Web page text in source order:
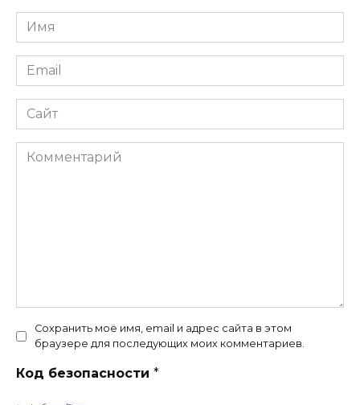
Имя
*
Email
*
Сайт
Комментарий
Сохранить моё имя, email и адрес сайта в этом
браузере для последующих моих комментариев.
Код безопасности *